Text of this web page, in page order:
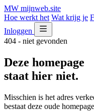
MW mijnweb.site
Hoe werkt het Wat krijg je
Inloggen
404 - niet gevonden
Deze homepage
staat hier niet.
Misschien is het adres
bestaat deze oude